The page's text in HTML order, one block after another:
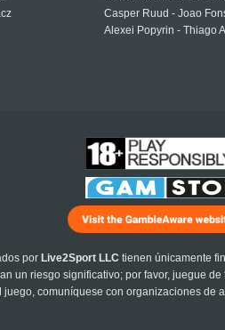
Casper Ruud - Joao
Alexei Popyrin - Thiago
por Live2Sport LLC tienen únicamente
un riesgo significativo; por favor, juegue
comuníquese con organizaciones de